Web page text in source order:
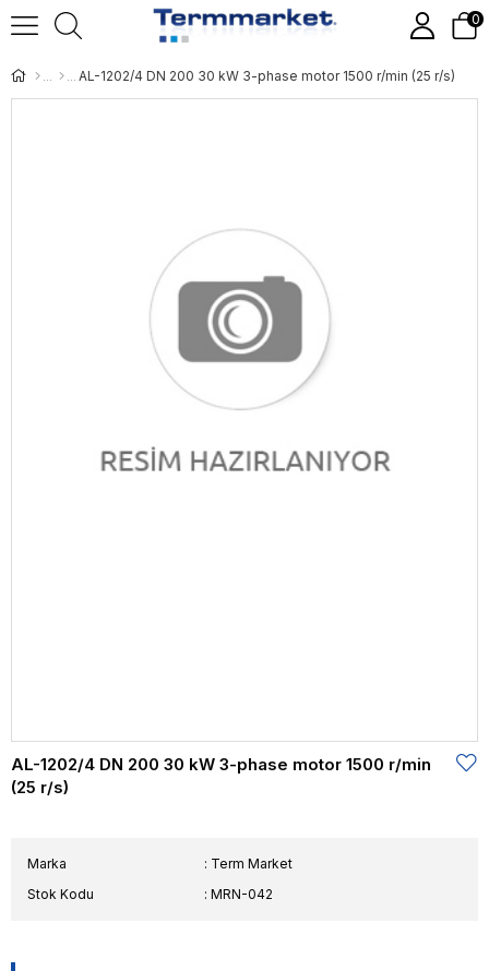
0
AL-1202/4 DN 200 30 kW 3-phase motor 1500 r/min (25 r/s)
AL-1202/4 DN 200 30 kW 3-phase motor 1500 r/min
(25 r/s)
Marka : Term Market
Stok Kodu
MRN-042